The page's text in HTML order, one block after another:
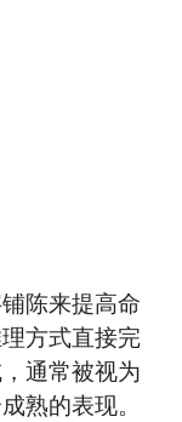
陈来提高命
方式直接完
通常被视为
熟的表现。